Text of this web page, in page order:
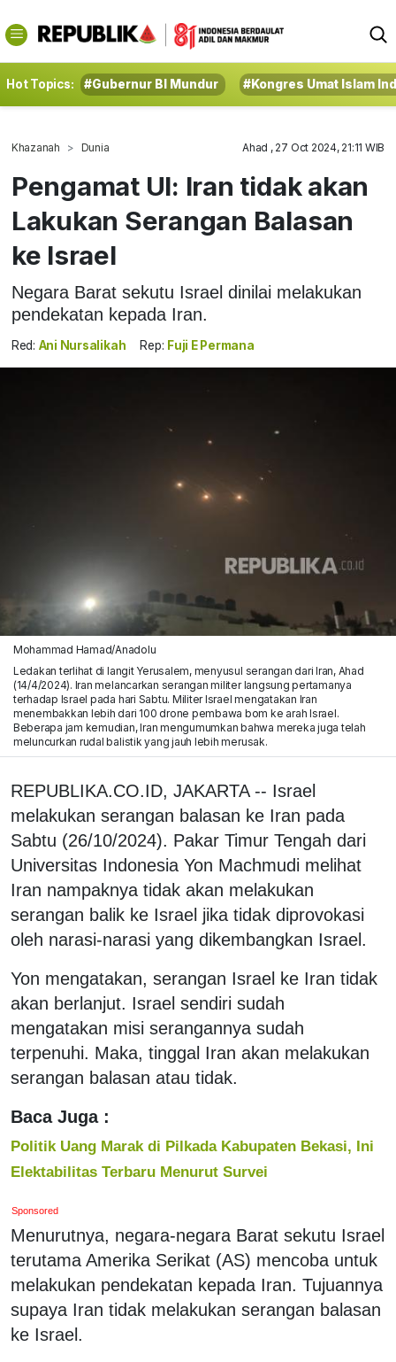
Hot Topics: #Gubernur BI Mundur #Kongres Umat Islam
Khazanah Dunia Ahad , 27 Oct 2024, 21:11 WIB
Pengamat UI: Iran tidak akan
Lakukan Serangan Balasan
ke Israel
Negara Barat sekutu Israel dinilai melakukan
pendekatan kepada Iran.
Red: Ani Nursalikah Rep: Fuji E Permana
Mohammad Hamad/Anadolu
Ledakan terlihat di langit Yerusalem, menyusul serangan dari Iran, Ahad
(14/4/2024). Iran melancarkan serangan militer langsung pertamanya
terhadap Israel pada hari Sabtu. Militer Israel mengatakan Iran
menembakkan lebih dari 100 drone pembawa bom ke arah Israel.
Beberapa jam kemudian, Iran mengumumkan bahwa mereka juga telah
meluncurkan rudal balistik yang jauh lebih merusak.
REPUBLIKA.CO.ID, JAKARTA -- Israel
melakukan serangan balasan ke Iran pada
Sabtu (26/10/2024). Pakar Timur Tengah dari
Universitas Indonesia Yon Machmudi melihat
Iran nampaknya tidak akan melakukan
serangan balik ke Israel jika tidak diprovokasi
oleh narasi-narasi yang dikembangkan Israel.
Yon mengatakan, serangan Israel ke Iran tidak
akan berlanjut. Israel sendiri sudah
mengatakan misi serangannya sudah
terpenuhi. Maka, tinggal Iran akan melakukan
serangan balasan atau tidak.
Baca Juga :
Politik Uang Marak di Pilkada Kabupaten Bekasi, Ini
Elektabilitas Terbaru Menurut Survei
Sponsored
Menurutnya, negara-negara Barat sekutu Israel
terutama Amerika Serikat (AS) mencoba untuk
melakukan pendekatan kepada Iran. Tujuannya
supaya Iran tidak melakukan serangan balasan
ke Israel.